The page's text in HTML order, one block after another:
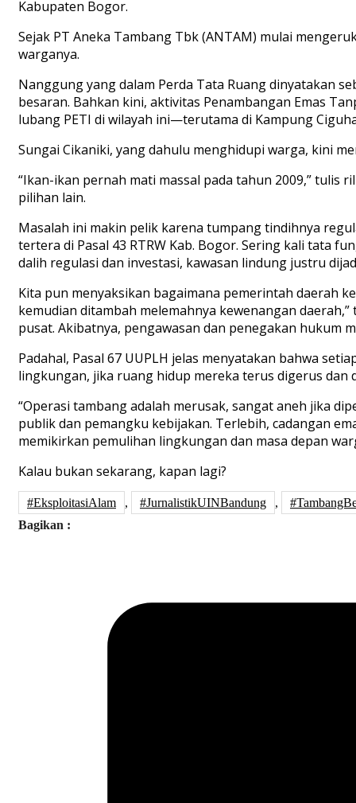
Kabupaten Bogor.
Sejak PT Aneka Tambang Tbk (ANTAM) mulai
warganya.
Nanggung yang dalam Perda Tata Ruang dinyatakan
besaran. Bahkan kini, aktivitas Penambangan Emas
lubang PETI di wilayah ini—terutama di Kampung
Sungai Cikaniki, yang dahulu menghidupi warga, kini
“Ikan-ikan pernah mati massal pada tahun 2009,” tulis
pilihan lain.
Masalah ini makin pelik karena tumpang tindihnya
tertera di Pasal 43 RTRW Kab. Bogor. Sering kali tata
dalih regulasi dan investasi, kawasan lindung justru
Kita pun menyaksikan bagaimana pemerintah daerah
kemudian ditambah melemahnya kewenangan
pusat. Akibatnya, pengawasan dan penegakan hukum
Padahal, Pasal 67 UUPLH jelas menyatakan bahwa
lingkungan, jika ruang hidup mereka terus digerus dan
“Operasi tambang adalah merusak, sangat aneh jika
publik dan pemangku kebijakan. Terlebih, cadangan
memikirkan pemulihan lingkungan dan masa depan
Kalau bukan sekarang, kapan lagi?
#EksploitasiAlam , #JurnalistikUINBandung ,
Bagikan :